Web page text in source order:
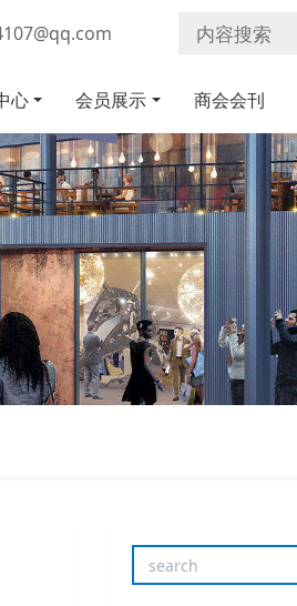
心 会员展示 商会会刊